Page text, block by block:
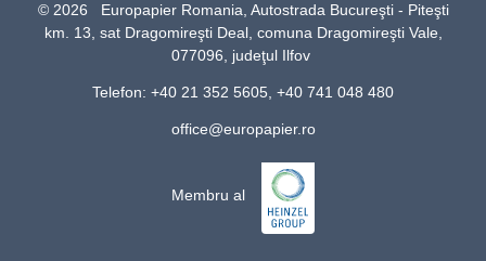
© 2026 Europapier Romania, Autostrada Bucureşti - Piteşti
km. 13, sat Dragomireşti Deal, comuna Dragomireşti Vale,
077096, judeţul Ilfov
Telefon: +40 21 352 5605, +40 741 048 480
office@europapier.ro
Membru al